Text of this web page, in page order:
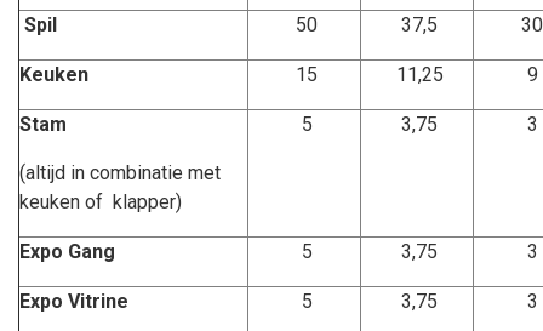
Spil 50 37,5 30
Keuken 15 11,25 9
Stam
(altijd in combinatie met
keuken of klapper)
5 3,75 3
Expo Gang 5 3,75 3
Expo Vitrine 5 3,75 3